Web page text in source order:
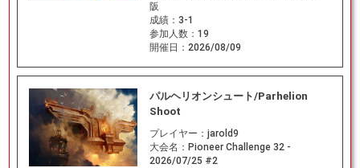
阪
成績： 3-1
参加人数： 19
開催日： 2026/08/09
パルヘリオンシュート/Parhelion
Shoot
プレイヤー： jarold9
大会名： Pioneer Challenge 32 -
2026/07/25 #2